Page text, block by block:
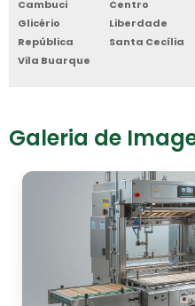
Cambuci
Centro
Glicério
Liberdade
República
Santa Cecília
Vila Buarque
Galeria de